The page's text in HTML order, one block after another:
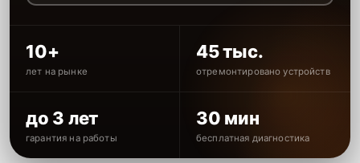
10+
лет на рынке
45 тыс.
отремонтировано устройств
до 3 лет
гарантия на работы
30 мин
бесплатная диагностика